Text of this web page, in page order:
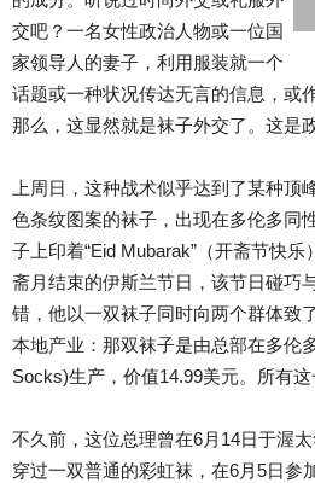
交吧？一名女性政治人物或一位国
家领导人的妻子，利用服装就一个
话题或一种状况传达无言的信息，或
那么，这显然就是袜子外交了。这是
上周日，这种战术似乎达到了某种顶
色条纹图案的袜子，出现在多伦多同
子上印着“Eid Mubarak”（开斋节快
斋月结束的伊斯兰节日，该节日碰巧
错，他以一双袜子同时向两个群体致
本地产业：那双袜子是由总部在多伦
Socks)生产，价值14.99美元。所有这
不久前，这位总理曾在6月14日于渥
穿过一双普通的彩虹袜，在6月5日参